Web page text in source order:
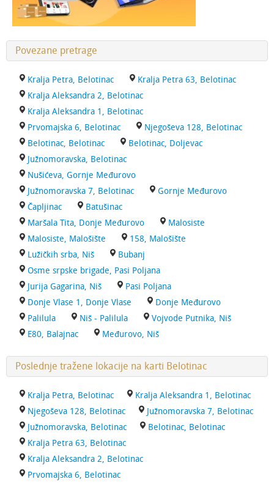
Povezane pretrage
Kralja Petra, Belotinac
Kralja Petra 63, Belotinac
Kralja Aleksandra 2, Belotinac
Kralja Aleksandra 1, Belotinac
Prvomajska 6, Belotinac
Njegoševa 128, Belotinac
Belotinac, Belotinac
Belotinac, Doljevac
Južnomoravska, Belotinac
Nušićeva, Gornje Međurovo
Južnomoravska 7, Belotinac
Gornje Međurovo
Čapljinac
Batušinac
Maršala Tita, Donje Međurovo
Malosiste
Malosiste, Malošište
158, Malošište
Lužičkih srba, Niš
Bubanj
Osme srpske brigade, Pasi Poljana
Jurija Gagarina, Niš
Pasi Poljana
Donje Vlase 1, Donje Vlase
Donje Međurovo
Palilula
Niš - Palilula
Vojvode Putnika, Niš
E80, Balajnac
Međurovo, Niš
Poslednje tražene lokacije na karti Belotinac
Kralja Petra, Belotinac
Kralja Aleksandra 1, Belotinac
Njegoševa 128, Belotinac
Južnomoravska 7, Belotinac
Južnomoravska, Belotinac
Belotinac, Belotinac
Kralja Petra 63, Belotinac
Kralja Aleksandra 2, Belotinac
Prvomajska 6, Belotinac